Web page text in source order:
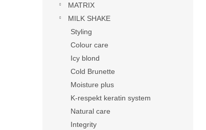
MATRIX
MILK SHAKE
Styling
Colour care
Icy blond
Cold Brunette
Moisture plus
K-respekt keratin system
Natural care
Integrity